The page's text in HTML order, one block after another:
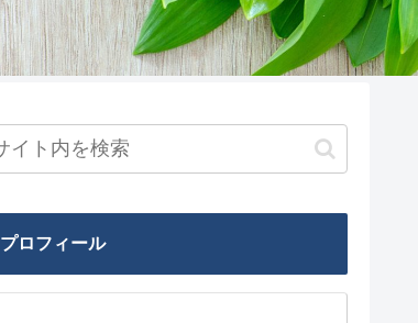
プロフィール